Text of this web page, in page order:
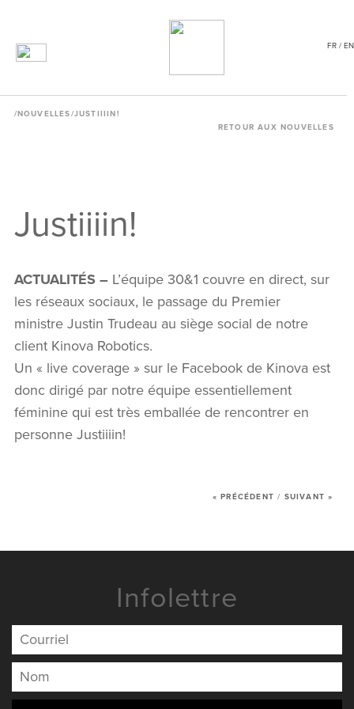
FR / EN
L’AGENCE
RÉALISATIONS
MANIFESTO
NOUVELLES
NOUS JOINDRE
/NOUVELLES/JUSTIIIIN!
RETOUR AUX NOUVELLES
Justiiiin!
ACTUALITÉS – L’équipe 30&1 couvre en direct, sur
les réseaux sociaux, le passage du Premier
ministre Justin Trudeau au siège social de notre
client Kinova Robotics.
Un « live coverage » sur le Facebook de Kinova est
donc dirigé par notre équipe essentiellement
féminine qui est très emballée de rencontrer en
personne Justiiiin!
« PRÉCÉDENT / SUIVANT »
Infolettre